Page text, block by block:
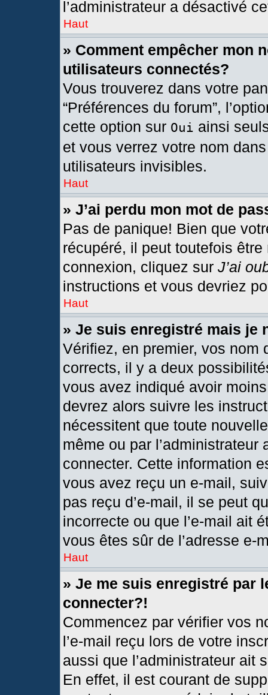
l’administrateur a désactivé
Haut
» Comment empêcher mon
utilisateurs connectés?
Vous trouverez dans votre
“Préférences du forum”,
cette option sur Oui ainsi
et vous verrez votre nom
utilisateurs invisibles.
Haut
» J’ai perdu mon mot de
Pas de panique! Bien que
récupéré, il peut toutefois
connexion, cliquez sur J’ai
instructions et vous devriez
Haut
» Je suis enregistré mais je
Vérifiez, en premier, vos nom
corrects, il y a deux
vous avez indiqué avoir
devrez alors suivre les
nécessitent que toute
même ou par
connecter. Cette information
vous avez reçu un e-mail,
pas reçu d’e-mail, il se peut
incorrecte ou que l’e-mail ait
vous êtes sûr de l’adresse e-
Haut
» Je me suis enregistré par
connecter?!
Commencez par vérifier vos
l’e-mail reçu lors de votre
aussi que l’administrateur ait
En effet, il est courant de